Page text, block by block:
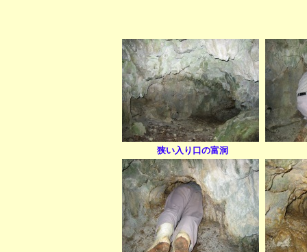
狭い入り口の富洞